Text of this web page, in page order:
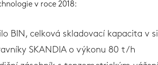
v roce 2018:
BIN, celková skladovací kapacita v
SKANDIA o výkonu 80 t/h